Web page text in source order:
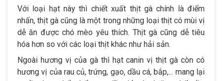
Với loại hạt này thì chiết xuất thịt gà chính là điểm
nhấn, thịt gà cũng là một trong những loại thịt có mùi vị
dễ ăn được chó mèo yêu thích. Thịt gà cũng dễ tiêu
hóa hơn so với các loại thịt khác như hải sản.
Ngoài hương vị của gà thì hạt canin vị thịt gà còn có
hương vị của rau củ, trứng, gạo, dầu cá, bắp,... mang lại